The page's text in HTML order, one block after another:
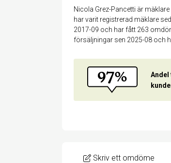
Nicola Grez-Pancetti är mäklare
har varit registrerad mäklare
2017-09 och har fått 263
försäljningar sen 2025-08 och
97%
Skriv ett omdöme